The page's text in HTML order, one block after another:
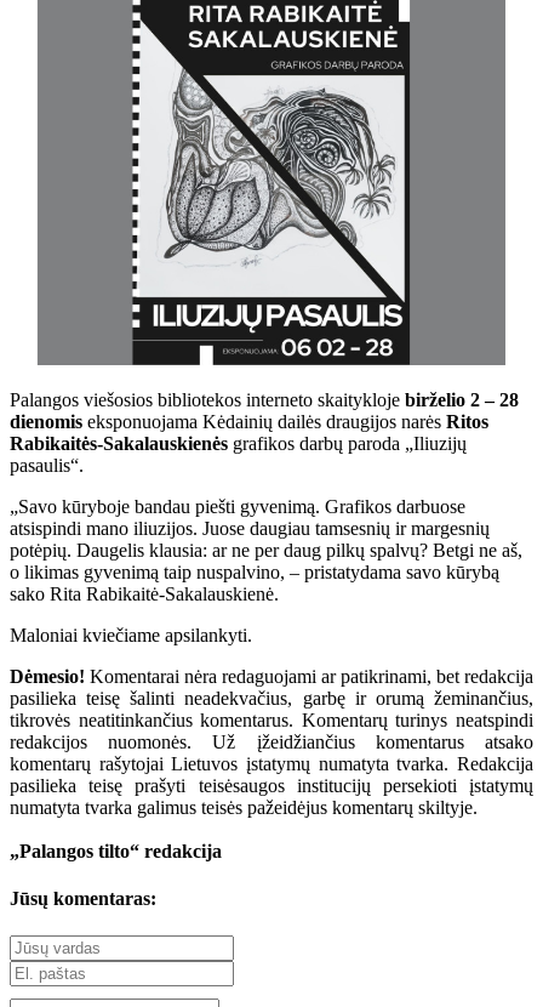
Palangos viešosios bibliotekos interneto skaitykloje birželio 2 – 28
dienomis eksponuojama Kėdainių dailės draugijos narės Ritos
Rabikaitės-Sakalauskienės grafikos darbų paroda „Iliuzijų
pasaulis“.
„Savo kūryboje bandau piešti gyvenimą. Grafikos darbuose
atsispindi mano iliuzijos. Juose daugiau tamsesnių ir margesnių
potėpių. Daugelis klausia: ar ne per daug pilkų spalvų? Betgi ne aš,
o likimas gyvenimą taip nuspalvino, – pristatydama savo kūrybą
sako Rita Rabikaitė-Sakalauskienė.
Maloniai kviečiame apsilankyti.
Dėmesio! Komentarai nėra redaguojami ar patikrinami, bet redakcija
pasilieka teisę šalinti neadekvačius, garbę ir orumą žeminančius,
tikrovės neatitinkančius komentarus. Komentarų turinys neatspindi
redakcijos nuomonės. Už įžeidžiančius komentarus atsako
komentarų rašytojai Lietuvos įstatymų numatyta tvarka. Redakcija
pasilieka teisę prašyti teisėsaugos institucijų persekioti įstatymų
numatyta tvarka galimus teisės pažeidėjus komentarų skiltyje.
„Palangos tilto“ redakcija
Jūsų komentaras: